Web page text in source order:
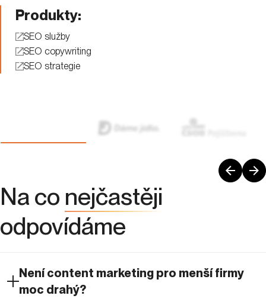
Produkty:
SEO služby
SEO copywriting
SEO strategie
Na co nejčastěji
odpovídáme
Není content marketing pro menší firmy
moc drahý?